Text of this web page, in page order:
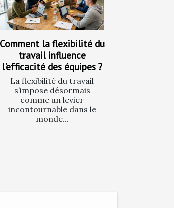
Comment la flexibilité du
travail influence
l'efficacité des équipes ?
La flexibilité du travail
s’impose désormais
comme un levier
incontournable dans le
monde...